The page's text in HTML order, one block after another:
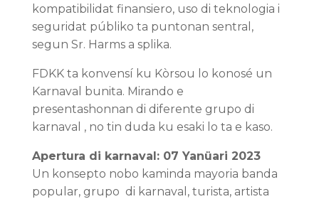
kompatibilidat finansiero, uso di teknologia i
seguridat públiko ta puntonan sentral,
segun Sr. Harms a splika.
FDKK ta konvensí ku Kòrsou lo konosé un
Karnaval bunita. Mirando e
presentashonnan di diferente grupo di
karnaval , no tin duda ku esaki lo ta e kaso.
Apertura di karnaval: 07 Yanüari 2023
Un konsepto nobo kaminda mayoria banda
popular, grupo di karnaval, turista, artista